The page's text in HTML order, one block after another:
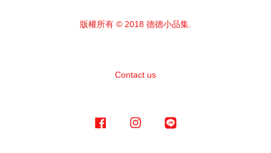
版權所有 © 2018 德德小品集.
Contact us
Facebook Instagram